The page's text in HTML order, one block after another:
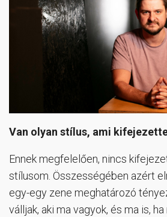
Van olyan stílus, ami
Ennek megfelelően, nincs
stílusom. Összességében azért
egy-egy zene meghatározó
válljak, aki ma vagyok, és ma is,